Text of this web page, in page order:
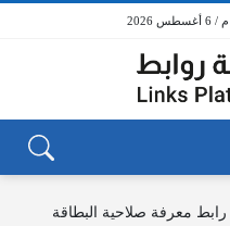
رابط معرفة صلاحية البطاقة